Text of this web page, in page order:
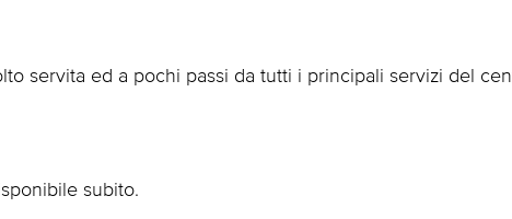
servita ed a pochi passi da tutti i principali servizi del
subito.